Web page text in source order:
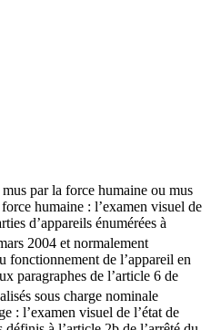
par la force humaine ou mus
humaine : l’examen visuel de
d’appareils énumérées à
2004 et normalement
fonctionnement de l’appareil en
paragraphes de l’article 6 de
sous charge nominale
: l’examen visuel de l’état de